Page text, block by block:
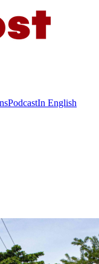
PodcastIn English